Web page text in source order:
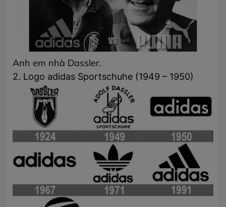
Anh em nhà Dassler.
2. Logo adidas Sportschuhe (1949 – 1950)